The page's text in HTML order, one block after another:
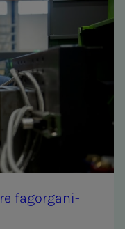
fag­or­­­ga­­­ni­­­